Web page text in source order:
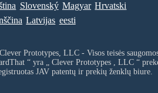
Slovenský Magyar Hrvatski
Latvijas eesti
Prototypes, LLC - Visos teisės
“ yra „ Clever Prototypes , LLC“
JAV patentų ir prekių ženklų biure.